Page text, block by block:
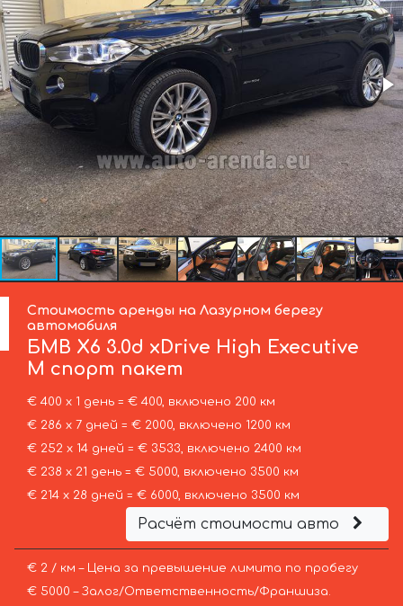
Стоимость аренды на Лазурном берегу
автомобиля
БМВ X6 3.0d xDrive High Executive
M спорт пакет
€ 400 х 1 день = € 400, включено 200 км
€ 286 х 7 дней = € 2000, включено 1200 км
€ 252 х 14 дней = € 3533, включено 2400 км
€ 238 х 21 день = € 5000, включено 3500 км
€ 214 х 28 дней = € 6000, включено 3500 км
Расчёт стоимости авто
€ 2 / км – Цена за превышение лимита по пробегу
€ 5000 – Залог/Ответственность/Франшиза.